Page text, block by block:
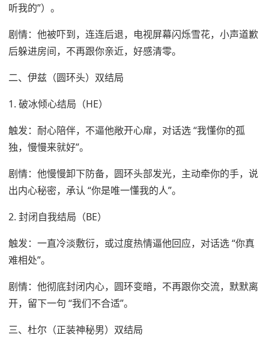
听我的”）。
剧情：他被吓到，连连后退，电视屏幕闪烁雪花，小声道歉
后躲进房间，不再跟你亲近，好感清零。
二、伊兹（圆环头）双结局
1. 破冰倾心结局（HE）
触发：耐心陪伴，不逼他敞开心扉，对话选 “我懂你的孤
独，慢慢来就好”。
剧情：他慢慢卸下防备，圆环头部发光，主动牵你的手，说
出内心秘密，承认 “你是唯一懂我的人”。
2. 封闭自我结局（BE）
触发：一直冷淡敷衍，或过度热情逼他回应，对话选 “你真
难相处”。
剧情：他彻底封闭内心，圆环变暗，不再跟你交流，默默离
开，留下一句 “我们不合适”。
三、杜尔（正装神秘男）双结局